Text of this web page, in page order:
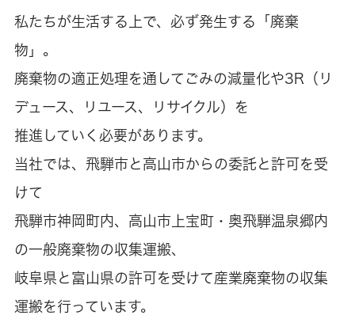
私たちが生活する上で、必ず発生する「廃棄
物」。
廃棄物の適正処理を通してごみの減量化や3R（リ
デュース、リユース、リサイクル）を
推進していく必要があります。
当社では、飛騨市と高山市からの委託と許可を受
けて
飛騨市神岡町内、高山市上宝町・奥飛騨温泉郷内
の一般廃棄物の収集運搬、
岐阜県と富山県の許可を受けて産業廃棄物の収集
運搬を行っています。